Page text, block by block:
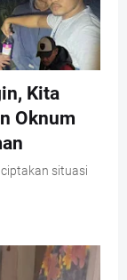
Kita
Oknum
situasi